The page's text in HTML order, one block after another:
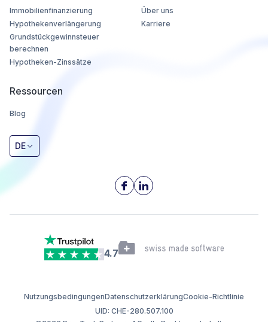
Immobilienfinanzierung
Hypothekenverlängerung
Grundstückgewinnsteuer
berechnen
Hypotheken-Zinssätze
Über uns
Karriere
Ressourcen
Blog
DE
4.7
NutzungsbedingungenDatenschutzerklärungCookie-Richtlinie
UID: CHE-280.507.100